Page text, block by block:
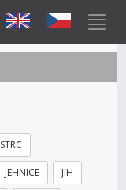
JEHNICE JIH